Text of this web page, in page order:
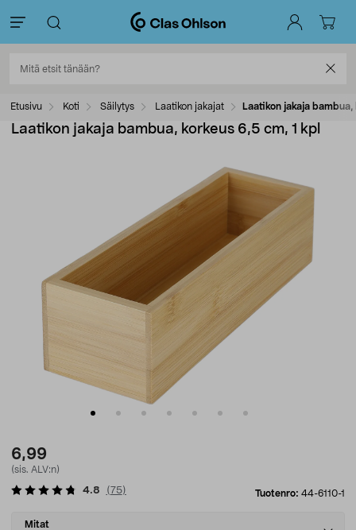
Etusivu Koti Säilytys Laatikon jakajat Laatikon jakaja bambua,
Laatikon jakaja bambua, korkeus 6,5 cm, 1 kpl
6,99
(sis. ALV:n)
Tuotenro: 44-6110-1
4.8 (75)
Select
Mitat